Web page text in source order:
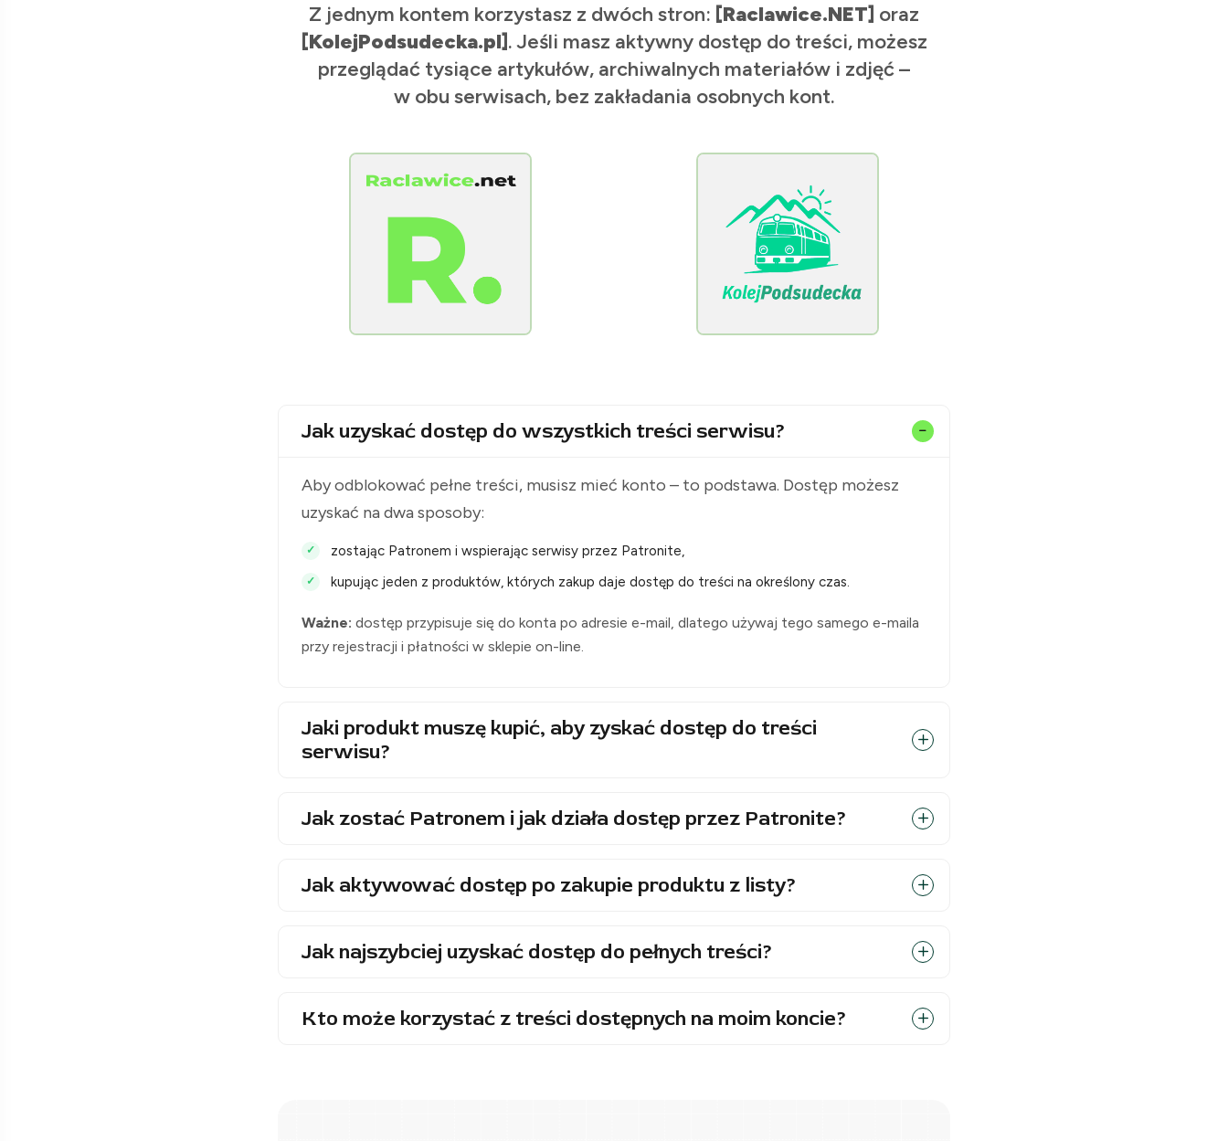
Z jednym kontem korzystasz z dwóch stron: [Raclawice.NET] oraz
[KolejPodsudecka.pl]. Jeśli masz aktywny dostęp do treści, możesz
przeglądać tysiące artykułów, archiwalnych materiałów i zdjęć –
w obu serwisach, bez zakładania osobnych kont.
Jak uzyskać dostęp do wszystkich treści serwisu?
Aby odblokować pełne treści, musisz mieć konto – to podstawa. Dostęp możesz
uzyskać na dwa sposoby:
zostając Patronem i wspierając serwisy przez Patronite,
kupując jeden z produktów, których zakup daje dostęp do treści na określony czas.
Ważne: dostęp przypisuje się do konta po adresie e-mail, dlatego używaj tego samego e-maila
przy rejestracji i płatności w sklepie on-line.
Jaki produkt muszę kupić, aby zyskać dostęp do treści
serwisu?
Jak zostać Patronem i jak działa dostęp przez Patronite?
Jak aktywować dostęp po zakupie produktu z listy?
Jak najszybciej uzyskać dostęp do pełnych treści?
Kto może korzystać z treści dostępnych na moim koncie?